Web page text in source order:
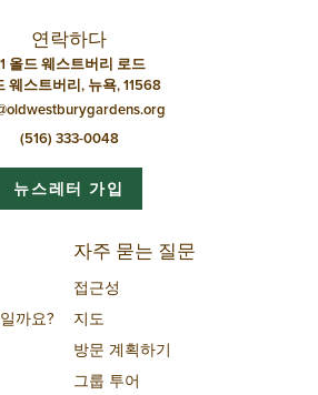
연락하다
올드 웨스트버리 로드
웨스트버리, 뉴욕, 11568
(516) 333-0048
뉴스레터 가입
까요?
자주 묻는 질문
접근성
지도
방문 계획하기
그룹 투어